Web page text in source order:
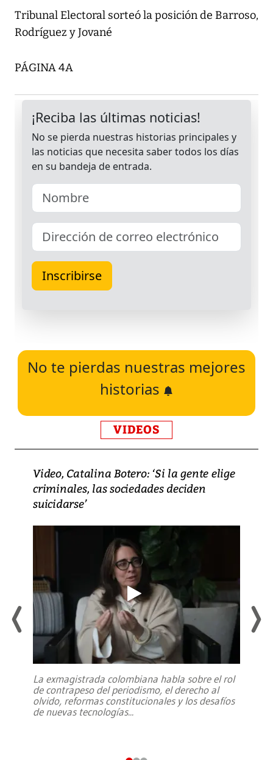
Tribunal Electoral sorteó la posición de Barroso,
Rodríguez y Jované
PÁGINA 4A
No te pierdas nuestras mejores
historias
VIDEOS
Video, Catalina Botero: ‘Si la gente elige
criminales, las sociedades deciden
suicidarse’
La exmagistrada colombiana habla sobre el rol
de contrapeso del periodismo, el derecho al
olvido, reformas constitucionales y los desafíos
de nuevas tecnologías...